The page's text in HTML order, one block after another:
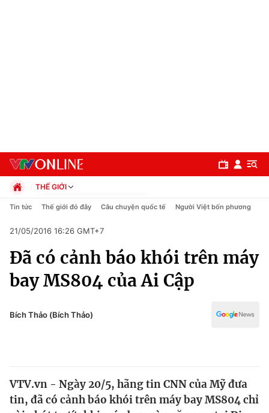
Chuyên mục
Chính trị
THẾ GIỚI
Chính trị
Pháp luật
Kinh tế
Thể thao
Truyền hình
Y tế
Tin tức Thế giới đó đây Câu chuyện quốc tế Người Việt bốn phương
21/05/2016 16:26 GMT+7
Đã có cảnh báo khói trên máy
bay MS804 của Ai Cập
Bích Thảo (Bích Thảo)
VTV.vn - Ngày 20/5, hãng tin CNN của Mỹ đưa
tin, đã có cảnh báo khói trên máy bay MS804 chỉ